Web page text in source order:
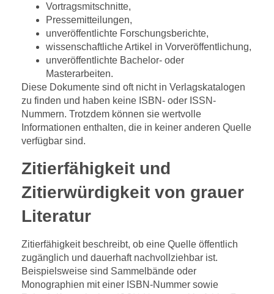
Vortragsmitschnitte,
Pressemitteilungen,
unveröffentlichte Forschungsberichte,
wissenschaftliche Artikel in Vorveröffentlichung,
unveröffentlichte Bachelor- oder
Masterarbeiten.
Diese Dokumente sind oft nicht in Verlagskatalogen
zu finden und haben keine ISBN- oder ISSN-
Nummern. Trotzdem können sie wertvolle
Informationen enthalten, die in keiner anderen Quelle
verfügbar sind.
Zitierfähigkeit und
Zitierwürdigkeit von grauer
Literatur
Zitierfähigkeit beschreibt, ob eine Quelle öffentlich
zugänglich und dauerhaft nachvollziehbar ist.
Beispielsweise sind Sammelbände oder
Monographien mit einer ISBN-Nummer sowie